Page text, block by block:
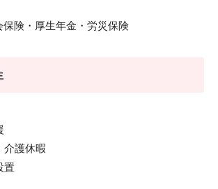
保険・厚生年金・労災保険
護休暇
置